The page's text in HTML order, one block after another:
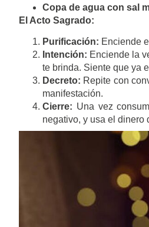
Copa de agua con sal
El Acto Sagrado:
Purificación: Enciende
Intención: Enciende la
te brinda. Siente que ya
Decreto: Repite con
manifestación.
Cierre: Una vez
negativo, y usa el dinero